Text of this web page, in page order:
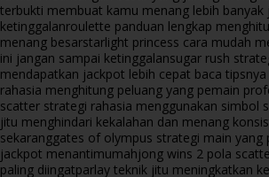
terbukti membuat kamu menang lebih banyak
ketinggalanroulette panduan lengkap
menang besarstarlight princess cara mudah
ini jangan sampai ketinggalansugar rush
mendapatkan jackpot lebih cepat baca
rahasia menghitung peluang yang pemain
scatter strategi rahasia menggunakan simbol
jitu menghindari kekalahan dan menang
sekaranggates of olympus strategi main yang
jackpot menantimumahjong wins 2 pola
paling diingatparlay teknik jitu meningkatkan